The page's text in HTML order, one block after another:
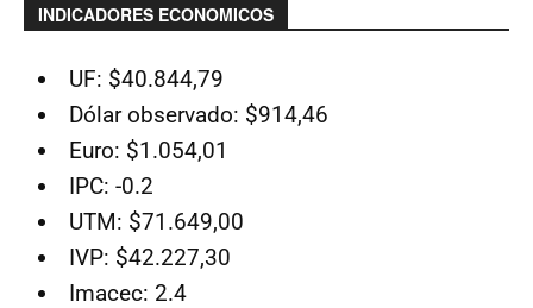
INDICADORES ECONOMICOS
UF: $40.844,79
Dólar observado: $914,46
Euro: $1.054,01
IPC: -0.2
UTM: $71.649,00
IVP: $42.227,30
Imacec: 2.4